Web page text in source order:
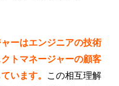
ーはエンジニアの技術
トマネージャーの顧客
います。
この相互理解